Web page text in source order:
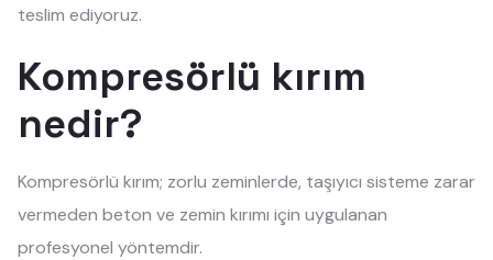
teslim ediyoruz.
Kompresörlü kırım
nedir?
Kompresörlü kırım; zorlu zeminlerde, taşıyıcı sisteme zarar
vermeden beton ve zemin kırımı için uygulanan
profesyonel yöntemdir.